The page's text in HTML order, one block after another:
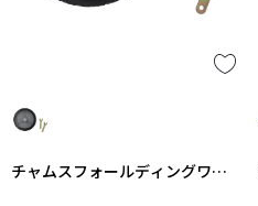
チャムスフォールディングワゴ